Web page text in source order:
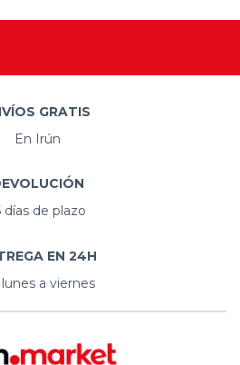
GRATIS
En Irún
días de plazo
EN 24H
a viernes